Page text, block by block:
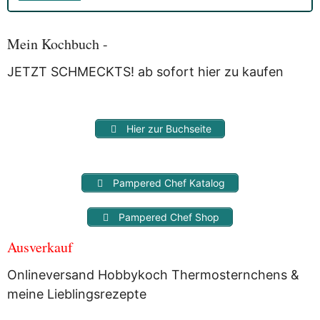
Speicherung und Verarbeitung Deiner Daten durch
Myfoodstory einverstanden. Deine Daten werden
Dritte weitergegeben und dienen nur für diesen Service!
Mein Kochbuch -
JETZT SCHMECKTS! ab sofort hier zu kaufen
Hier zur Buchseite
Pampered Chef Katalog
Pampered Chef Shop
Ausverkauf
Onlineversand Hobbykoch Thermosternchens &
meine Lieblingsrezepte